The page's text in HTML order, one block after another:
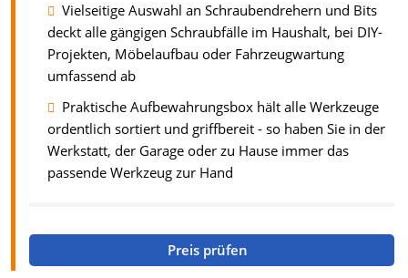
Vielseitige Auswahl an Schraubendrehern und Bits
deckt alle gängigen Schraubfälle im Haushalt, bei DIY-
Projekten, Möbelaufbau oder Fahrzeugwartung
umfassend ab
Praktische Aufbewahrungsbox hält alle Werkzeuge
ordentlich sortiert und griffbereit - so haben Sie in der
Werkstatt, der Garage oder zu Hause immer das
passende Werkzeug zur Hand
Preis prüfen